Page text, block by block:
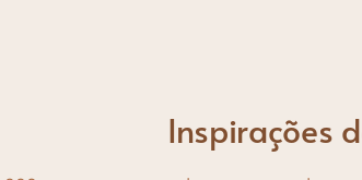
Inspirações